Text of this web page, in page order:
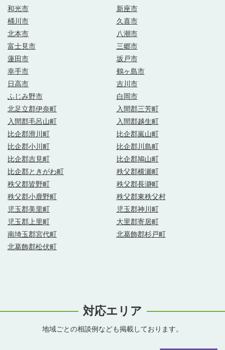
和光市
新座市
桶川市
久喜市
北本市
八潮市
富士見市
三郷市
蓮田市
坂戸市
幸手市
鶴ヶ島市
日高市
吉川市
ふじみ野市
白岡市
北足立郡伊奈町
入間郡三芳町
入間郡毛呂山町
入間郡越生町
比企郡滑川町
比企郡嵐山町
比企郡小川町
比企郡川島町
比企郡吉見町
比企郡鳩山町
比企郡ときがわ町
秩父郡横瀬町
秩父郡皆野町
秩父郡長瀞町
秩父郡小鹿野町
秩父郡東秩父村
児玉郡美里町
児玉郡神川町
児玉郡上里町
大里郡寄居町
南埼玉郡宮代町
北葛飾郡杉戸町
北葛飾郡松伏町
対応エリア
地域ごとの相談例なども掲載しております。